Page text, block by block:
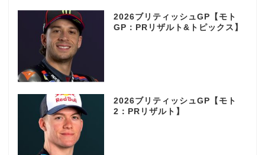
2026ブリティッシュGP【モト
GP：PRリザルト&トピックス】
2026ブリティッシュGP【モト
2：PRリザルト】